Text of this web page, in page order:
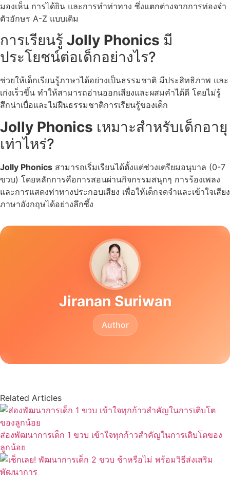
มองเห็น การได้ยิน และการทำท่าทาง ซึ่งแตกต่างจากการท่องจำ
ตัวอักษร A-Z แบบเดิม
การเรียนรู้ Jolly Phonics มี
ประโยชน์ต่อเด็กอย่างไร?
ช่วยให้เด็กเรียนรู้ภาษาได้อย่างเป็นธรรมชาติ มีประสิทธิภาพ และ
เก่งเร็วขึ้น ทำให้สามารถอ่านออกเสียงและผสมคำได้ดี โดยไม่รู้
สึกน่าเบื่อและไม่ฝืนธรรมชาติการเรียนรู้ของเด็ก
Jolly Phonics เหมาะสำหรับเด็กอายุ
เท่าไหร่?
Jolly Phonics สามารถเริ่มเรียนได้ตั้งแต่ช่วงเตรียมอนุบาล (0-7
ขวบ) โดยหลักการคือการสอนผ่านกิจกรรมสนุกๆ การร้องเพลง
และการแสดงท่าทางประกอบเสียง เพื่อให้เด็กจดจำและเข้าใจเสียง
ภาษาอังกฤษได้อย่างลึกซึ้ง
Jiranan Suriwan
Author
Related Articles
ส่องพัฒนาการเด็ก 1 ขวบ เข้าใจทุกก้าวสำคัญในการเติบโตของ
ลูกน้อย